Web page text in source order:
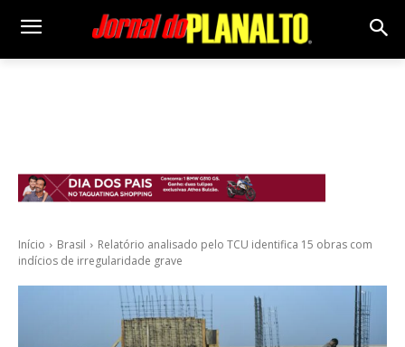
Início Brasil
Relatório analisado pelo TCU identifica 15 obras com
indícios de irregularidade grave